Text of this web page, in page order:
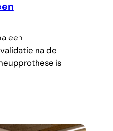
een
na de
is